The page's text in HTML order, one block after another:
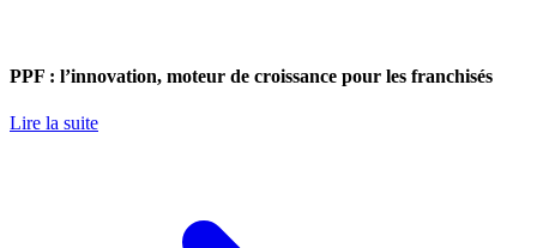
PPF : l’innovation, moteur de croissance pour les franchisés
Lire la suite